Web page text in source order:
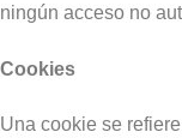
ningún acceso no
Cookies
Una cookie se